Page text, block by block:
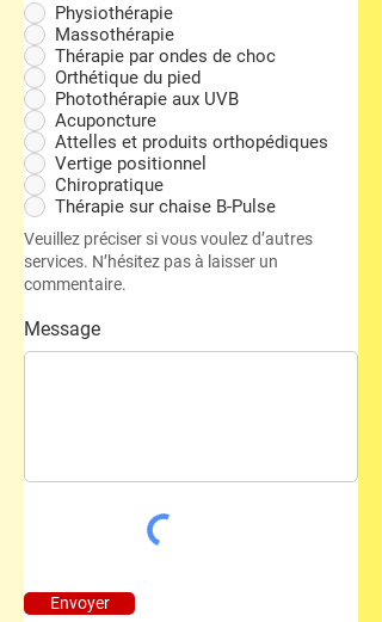
Physiothérapie
Massothérapie
Thérapie par ondes de choc
Orthétique du pied
Photothérapie aux UVB
Acuponcture
Attelles et produits orthopédiques
Vertige positionnel
Chiropratique
Thérapie sur chaise B-Pulse
Veuillez préciser si vous voulez d’autres
services. N’hésitez pas à laisser un
commentaire.
Message
Envoyer